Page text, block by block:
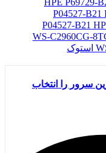
سرور را انتخاب